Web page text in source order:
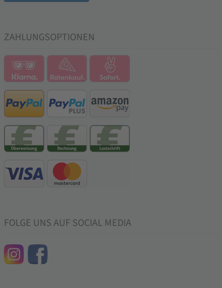
ZAHLUNGSOPTIONEN
FOLGE UNS AUF SOCIAL MEDIA